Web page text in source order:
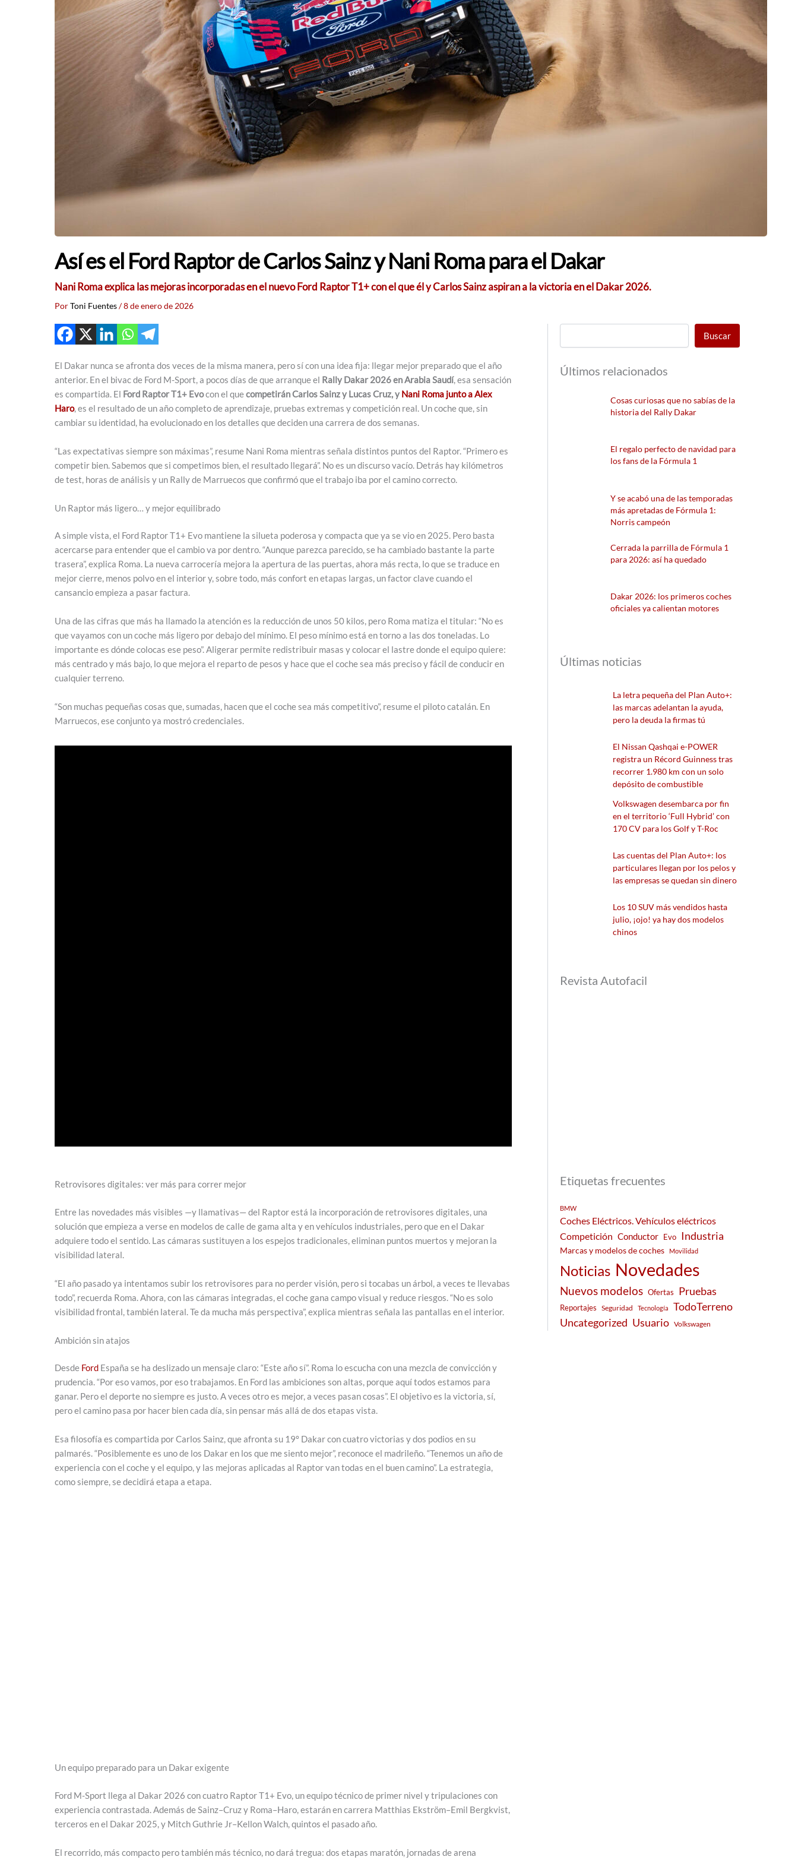
Así es el Ford Raptor de Carlos Sainz y Nani Roma para el Dakar
Nani Roma explica las mejoras incorporadas en el nuevo Ford Raptor T1+ con el que él y Carlos Sainz aspiran a la victoria en el Dakar 2026.
PorToni Fuentes/8 de enero de 2026
El Dakar nunca se afronta dos veces de la misma manera, pero sí con una idea fija: llegar mejor preparado que el año
anterior. En el bivac de Ford M-Sport, a pocos días de que arranque el Rally Dakar 2026 en Arabia Saudí, esa sensación
es compartida. El Ford Raptor T1+ Evocon el quecompetirán Carlos Sainz y Lucas Cruz, y Nani Roma junto a Alex
Haro, es el resultado de un año completo de aprendizaje, pruebas extremas y competición real. Un coche que, sin
cambiar su identidad, ha evolucionado en los detalles que deciden una carrera de dos semanas.
“Las expectativas siempre son máximas”, resume Nani Roma mientras señala distintos puntos del Raptor. “Primero es
competir bien. Sabemos que si competimos bien, el resultado llegará”. No es un discurso vacío. Detrás hay kilómetros
de test, horas de análisis y un Rally de Marruecos que confirmó que el trabajo iba por el camino correcto.
Un Raptor más ligero… y mejor equilibrado
A simple vista, el Ford Raptor T1+ Evo mantiene la silueta poderosa y compacta que ya se vio en 2025. Pero basta
acercarse para entender que el cambio va por dentro. “Aunque parezca parecido, se ha cambiado bastante la parte
trasera”, explica Roma. La nueva carrocería mejora la apertura de las puertas, ahora más recta, lo que se traduce en
mejor cierre, menos polvo en el interior y, sobre todo, más confort en etapas largas, un factor clave cuando el
cansancio empieza a pasar factura.
Una de las cifras que más ha llamado la atención es la reducción de unos 50 kilos, pero Roma matiza el titular: “No es
que vayamos con un coche más ligero por debajo del mínimo. El peso mínimo está en torno a las dos toneladas. Lo
importante es dónde colocas ese peso”. Aligerar permite redistribuir masas y colocar el lastre donde el equipo quiere:
más centrado y más bajo, lo que mejora el reparto de pesos y hace que el coche sea más preciso y fácil de conducir en
cualquier terreno.
“Son muchas pequeñas cosas que, sumadas, hacen que el coche sea más competitivo”, resume el piloto catalán. En
Marruecos, ese conjunto ya mostró credenciales.
Retrovisores digitales: ver más para correr mejor
Entre las novedades más visibles —y llamativas— del Raptor está la incorporación de retrovisores digitales, una
solución que empieza a verse en modelos de calle de gama alta y en vehículos industriales, pero que en el Dakar
adquiere todo el sentido. Las cámaras sustituyen a los espejos tradicionales, eliminan puntos muertos y mejoran la
visibilidad lateral.
“El año pasado ya intentamos subir los retrovisores para no perder visión, pero si tocabas un árbol, a veces te llevabas
todo”, recuerda Roma. Ahora, con las cámaras integradas, el coche gana campo visual y reduce riesgos. “No es solo
visibilidad frontal, también lateral. Te da mucha más perspectiva”, explica mientras señala las pantallas en el interior.
Ambición sin atajos
Desde Ford España se ha deslizado un mensaje claro: “Este año sí”. Roma lo escucha con una mezcla de convicción y
prudencia. “Por eso vamos, por eso trabajamos. En Ford las ambiciones son altas, porque aquí todos estamos para
ganar. Pero el deporte no siempre es justo. A veces otro es mejor, a veces pasan cosas”. El objetivo es la victoria, sí,
pero el camino pasa por hacer bien cada día, sin pensar más allá de dos etapas vista.
Esa filosofía es compartida por Carlos Sainz, que afronta su 19º Dakar con cuatro victorias y dos podios en su
palmarés. “Posiblemente es uno de los Dakar en los que me siento mejor”, reconoce el madrileño. “Tenemos un año de
experiencia con el coche y el equipo, y las mejoras aplicadas al Raptor van todas en el buen camino”. La estrategia,
como siempre, se decidirá etapa a etapa.
Un equipo preparado para un Dakar exigente
Ford M-Sport llega al Dakar 2026 con cuatro Raptor T1+ Evo, un equipo técnico de primer nivel y tripulaciones con
experiencia contrastada. Además de Sainz–Cruz y Roma–Haro, estarán en carrera Matthias Ekström–Emil Bergkvist,
terceros en el Dakar 2025, y Mitch Guthrie Jr–Kellon Walch, quintos el pasado año.
El recorrido, más compacto pero también más técnico, no dará tregua: dos etapas maratón, jornadas de arena
Buscar
Últimos relacionados
Cosas curiosas que no sabías de la
historia del Rally Dakar
El regalo perfecto de navidad para
los fans de la Fórmula 1
Y se acabó una de las temporadas
más apretadas de Fórmula 1:
Norris campeón
Cerrada la parrilla de Fórmula 1
para 2026: así ha quedado
Dakar 2026: los primeros coches
oficiales ya calientan motores
Últimas noticias
La letra pequeña del Plan Auto+:
las marcas adelantan la ayuda,
pero la deuda la firmas tú
El Nissan Qashqai e-POWER
registra un Récord Guinness tras
recorrer 1.980 km con un solo
depósito de combustible
Volkswagen desembarca por fin
en el territorio ‘Full Hybrid’ con
170 CV para los Golf y T-Roc
Las cuentas del Plan Auto+: los
particulares llegan por los pelos y
las empresas se quedan sin dinero
Los 10 SUV más vendidos hasta
julio, ¡ojo! ya hay dos modelos
chinos
Revista Autofacil
Etiquetas frecuentes
BMW
Coches Eléctricos. Vehículos eléctricos
Competición Conductor Evo Industria
Marcas y modelos de coches Movilidad
Noticias Novedades
Nuevos modelos Ofertas Pruebas
Reportajes Seguridad Tecnología
TodoTerreno
Uncategorized Usuario Volkswagen